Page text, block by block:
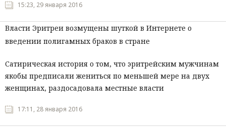
15:23, 29 января 2016
Власти Эритреи возмущены шуткой в Интернете о
введении полигамных браков в стране
Сатирическая история о том, что эритрейским мужчинам
якобы предписали жениться по меньшей мере на двух
женщинах, раздосадовала местные власти
17:11, 28 января 2016